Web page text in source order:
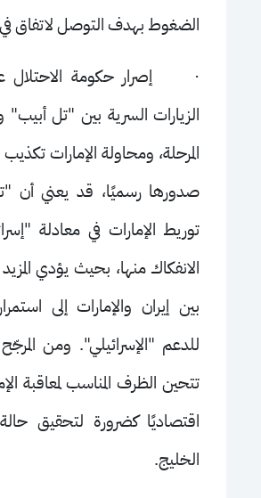
الضغوط بهدف التوصل لاتفاق في
· إصرار حكومة
الزيارات السرية بين "تل
المرحلة، ومحاولة الإمارات
صدورها رسميًا، قد يعني أن
توريط الإمارات في معادلة
الانفكاك منها، بحيث يؤدي
بين إيران والإمارات إلى
للدعم "الإسرائيلي". ومن
تتحين الظرف المناسب لمعاقبة
اقتصاديًا كضرورة لتحقيق
الخليج.